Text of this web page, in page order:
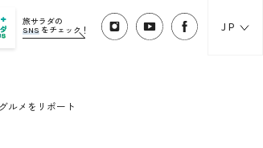
旅サラダの
SNS をチェック！ JP
ルメをリポート